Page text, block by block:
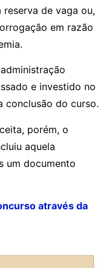
reserva de vaga ou,
em razão
e investido no
conclusão do curso.
porém, o
aquela
um documento
através da